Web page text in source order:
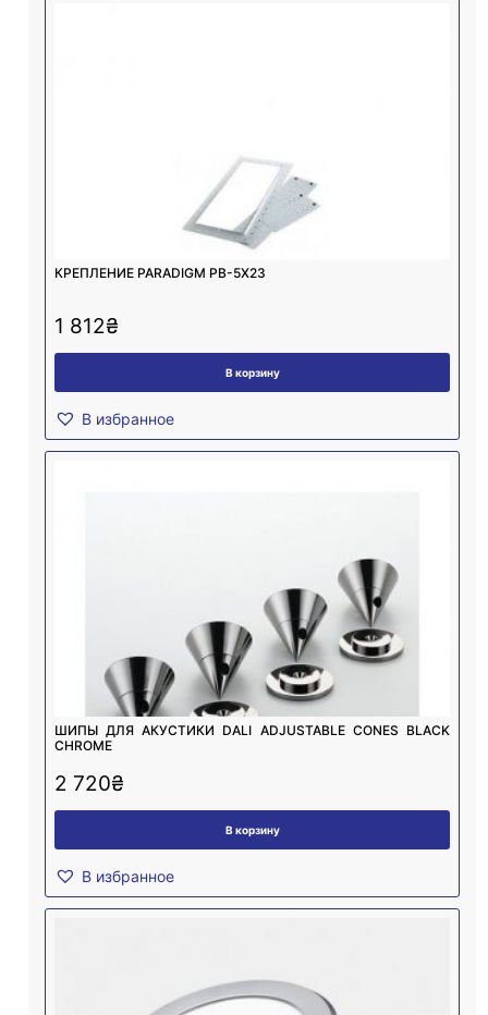
КРЕПЛЕНИЕ PARADIGM PB-5Х23
1 812₴
В корзину
В избранное
ШИПЫ ДЛЯ АКУСТИКИ DALI ADJUSTABLE CONES BLACK
CHROME
2 720₴
В корзину
В избранное